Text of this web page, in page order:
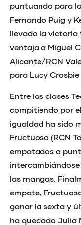
puntuando para
Fernando Puig y
llevado la victoria
ventaja a Miguel
Alicante/RCN
para Lucy
Entre las clases
compitiendo por
igualdad ha sido
Fructuoso (RCN
empatados a
las mangas.
empate,
ganar la sexta y
ha quedado Julia